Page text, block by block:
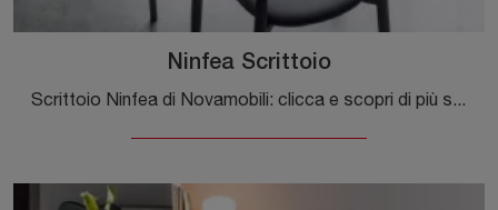
Ninfea Scrittoio
Scrittoio Ninfea di Novamobili: clicca e scopri di più sui Complementi e scrittoi moderni in legno del noto e conosciuto brand!